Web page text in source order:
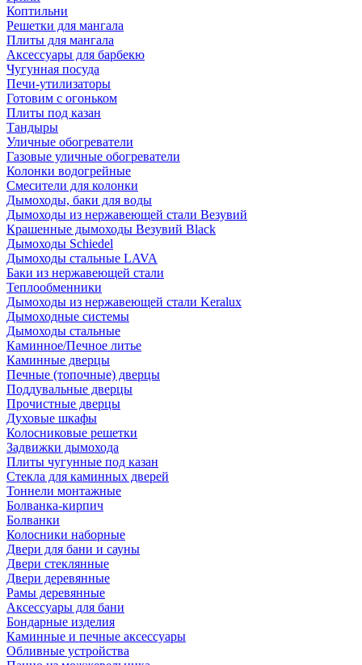
Коптильни
Решетки для мангала
Плиты для мангала
Аксессуары для барбекю
Чугунная посуда
Печи-утилизаторы
Готовим с огоньком
Плиты под казан
Тандыры
Уличные обогреватели
Газовые уличные обогреватели
Колонки водогрейные
Смесители для колонки
Дымоходы, баки для воды
Дымоходы из нержавеющей стали Везувий
Крашенные дымоходы Везувий Black
Дымоходы Schiedel
Дымоходы стальные LAVA
Баки из нержавеющей стали
Теплообменники
Дымоходы из нержавеющей стали Keralux
Дымоходные системы
Дымоходы стальные
Каминное/Печное литье
Каминные дверцы
Печные (топочные) дверцы
Поддувальные дверцы
Прочистные дверцы
Духовые шкафы
Колосниковые решетки
Задвижки дымохода
Плиты чугунные под казан
Стекла для каминных дверей
Тоннели монтажные
Болванка-кирпич
Болванки
Колосники наборные
Двери для бани и сауны
Двери стеклянные
Двери деревянные
Рамы деревянные
Аксессуары для бани
Бондарные изделия
Каминные и печные аксессуары
Обливные устройства